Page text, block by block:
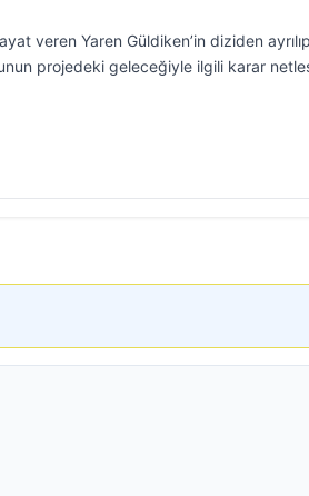
veren Yaren Güldiken’in diziden ayrılıp
projedeki geleceğiyle ilgili karar